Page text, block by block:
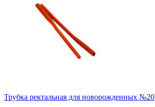
Трубка ректальная для новорожденных №20